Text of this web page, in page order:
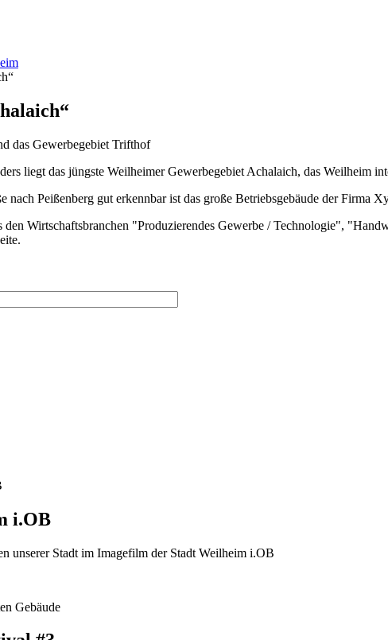
liegt das jüngste Weilheimer Gewerbegebiet Achalaich, das Weilheim
nach Peißenberg gut erkennbar ist das große Betriebsgebäude der Firma
den Wirtschaftsbranchen "Produzierendes Gewerbe / Technologie",
i.OB
unserer Stadt im Imagefilm der Stadt Weilheim i.OB